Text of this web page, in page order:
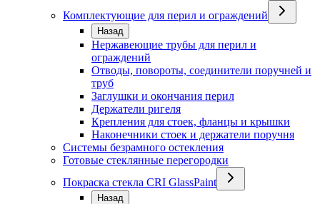
Комплектующие для перил и ограждений
Назад
Нержавеющие трубы для перил и
ограждений
Отводы, повороты, соединители поручней и
труб
Заглушки и окончания перил
Держатели ригеля
Крепления для стоек, фланцы и крышки
Наконечники стоек и держатели поручня
Системы безрамного остекления
Готовые стеклянные перегородки
Покраска стекла CRI GlassPaint
Назад